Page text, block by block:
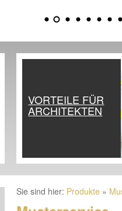
VORTEILE FÜR
ARCHITEKTEN
Sie sind hier: Produkte »